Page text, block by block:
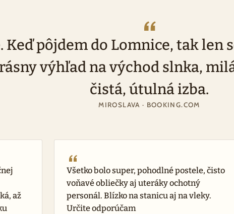
Keď pôjdem do Lomnice, tak len
výhľad na východ slnka,
čistá, útulná izba.
MIROSLAVA · BOOKING.COM
až
Všetko bolo super, pohodlné postele, čisto
voňavé obliečky aj uteráky ochotný
personál. Blízko na stanicu aj na vleky.
Určite odporúčam